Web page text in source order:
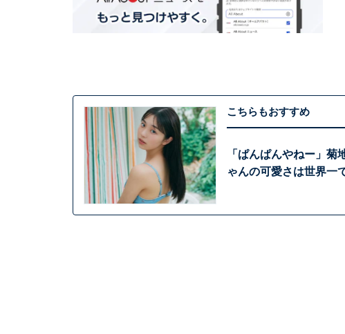
こちらもおすすめ
「ぱんぱんやねー」
ゃんの可愛さは世界一